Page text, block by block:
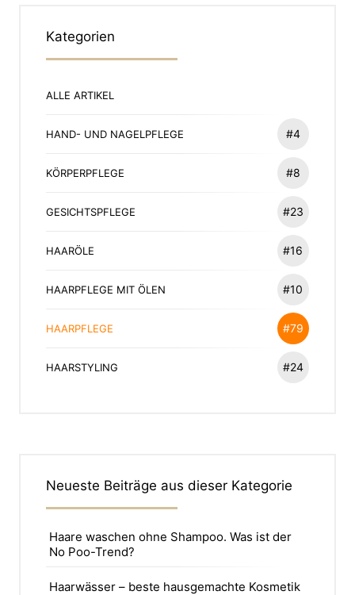
Kategorien
ALLE ARTIKEL
HAND- UND NAGELPFLEGE #4
KÖRPERPFLEGE #8
GESICHTSPFLEGE #23
HAARÖLE #16
HAARPFLEGE MIT ÖLEN #10
HAARPFLEGE #79
HAARSTYLING #24
Neueste Beiträge aus dieser Kategorie
Haare waschen ohne Shampoo. Was ist der
No Poo-Trend?
Haarwässer – beste hausgemachte Kosmetik